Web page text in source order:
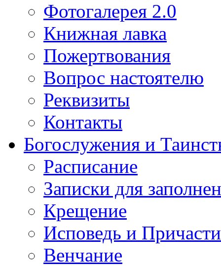
Фотогалерея 2.0
Книжная лавка
Пожертвования
Вопрос настоятелю
Реквизиты
Контакты
Богослужения и
Расписание
Записки для
Крещение
Исповедь и
Венчание